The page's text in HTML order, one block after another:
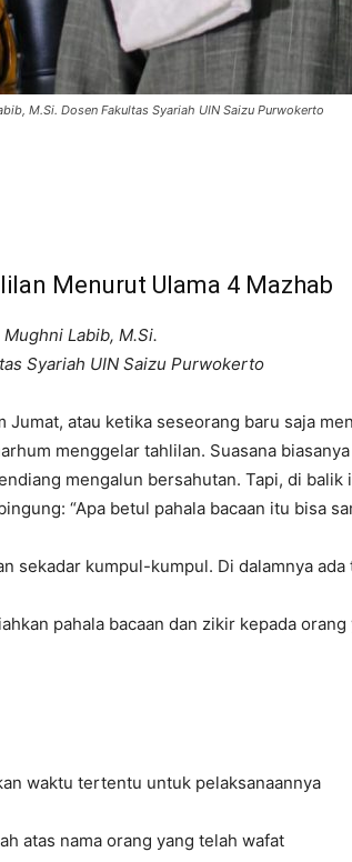
M.Si. Dosen Fakultas Syariah UIN Saizu Purwokerto
Menurut Ulama 4 Mazhab
Mughni Labib, M.Si.
Syariah UIN Saizu Purwokerto
Jumat, atau ketika seseorang baru saja
menggelar tahlilan. Suasana
mengalun bersahutan. Tapi, di
“Apa betul pahala bacaan itu bisa
sekadar kumpul-kumpul. Di dalamnya ada
pahala bacaan dan zikir kepada
waktu tertentu untuk pelaksanaannya
atas nama orang yang telah wafat